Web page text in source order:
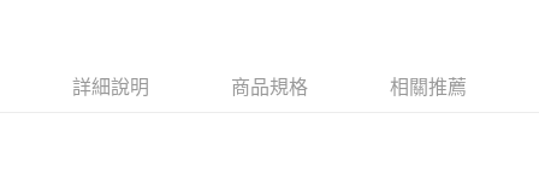
4.訂單成立30分鐘內，如未前往確認交易或遇審核未通過，訂單將自動取
便利好安心！
詳細說明 商品規格 相關推薦